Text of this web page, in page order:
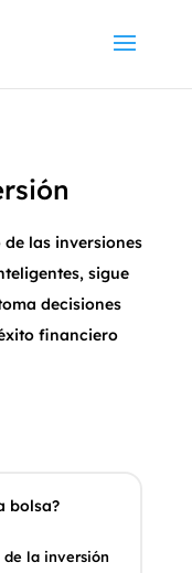
las inversiones
sigue
decisiones
financiero
bolsa?
la inversión